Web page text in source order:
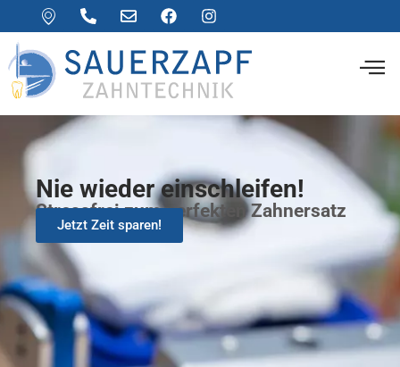
Nie wieder einschleifen!
Stressfrei zum perfekten Zahnersatz
Jetzt Zeit sparen!